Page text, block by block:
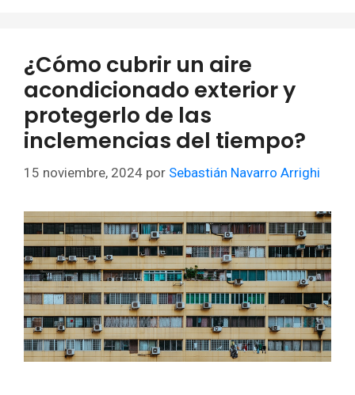
¿Cómo cubrir un aire
acondicionado exterior y
protegerlo de las
inclemencias del tiempo?
15 noviembre, 2024 por Sebastián Navarro Arrighi